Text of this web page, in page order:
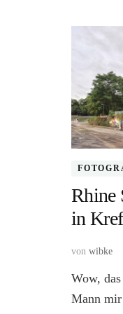
Rhine
in
von wibke
Wow,
Mann mir